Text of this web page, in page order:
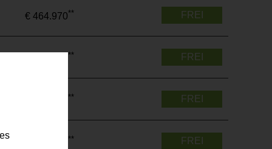
€ 464.970** FREI
** FREI
** FREI
** FREI